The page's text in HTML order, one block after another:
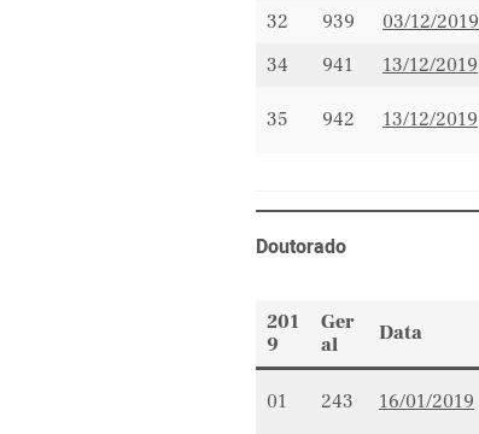
32
939 03/12/2019
34
941 13/12/2019
35 942 13/12/2019
Doutorado
201
9
Ger
al
Data
01 243 16/01/2019